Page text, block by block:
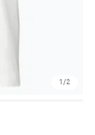
1/2